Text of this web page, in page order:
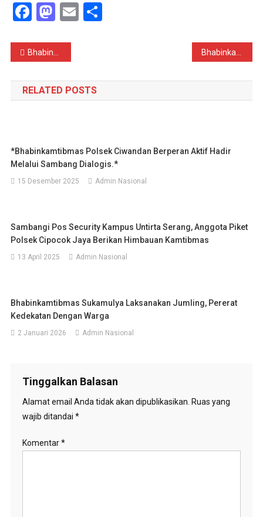
Facebook
Mastodon
EmailShare
Navigasi
pos
Bhabinkamtibmas Polsek Kramatwatu Polresta serkot melaksanakan sambang ke masyarakat*
RELATED POSTS
*Bhabinkamtibmas Polsek Ciwandan Berperan Aktif Hadir
Melalui Sambang Dialogis.*
15 Desember 2025 Admin Nasional
Sambangi Pos Security Kampus Untirta Serang, Anggota Piket
Polsek Cipocok Jaya Berikan Himbauan Kamtibmas
13 April 2025 Admin Nasional
Bhabinkamtibmas Sukamulya Laksanakan Jumling, Pererat
Kedekatan Dengan Warga
2 Januari 2026 Admin Nasional
Tinggalkan Balasan
Alamat email Anda tidak akan dipublikasikan. Ruas yang
wajib ditandai *
Komentar*